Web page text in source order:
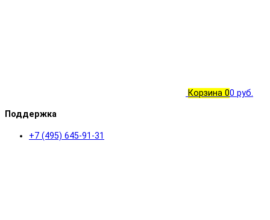
Корзина 00 руб.
Поддержка
+7 (495) 645-91-31